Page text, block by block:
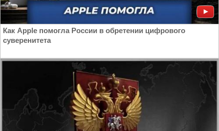
Как Apple помогла России в обретении цифрового
суверенитета